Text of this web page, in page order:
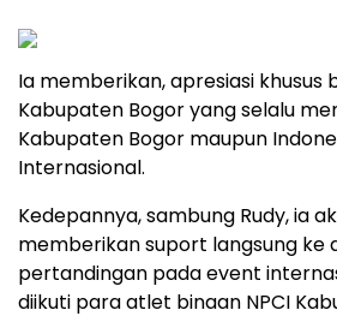
Ia memberikan, apresiasi khusus
Kabupaten Bogor yang selalu
Kabupaten Bogor maupun
Internasional.
Kedepannya, sambung Rudy, ia
memberikan suport langsung ke
pertandingan pada event
diikuti para atlet binaan NPCI